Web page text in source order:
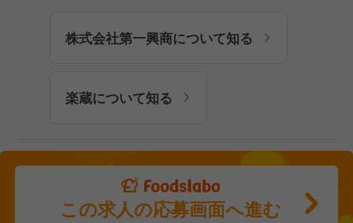
株式会社第一興商について知る
楽蔵について知る
この求人の応募画面へ進む